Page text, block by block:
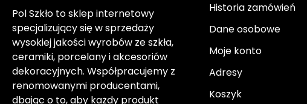
Pol Szkło to sklep internetowy
specjalizujący się w sprzedaży
wysokiej jakości wyrobów ze szkła,
ceramiki, porcelany i akcesoriów
dekoracyjnych. Współpracujemy z
renomowanymi producentami,
dbając o to, aby każdy produkt
Historia zamówień
Dane osobowe
Moje konto
Adresy
Koszyk